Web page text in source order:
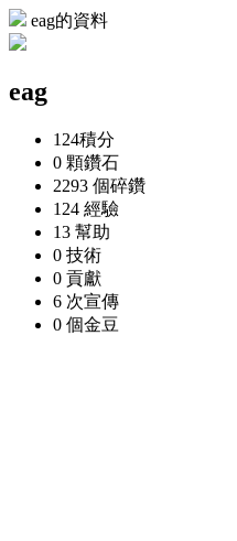
eag的資料
eag
124積分
0 顆鑽石
2293 個碎鑽
124 經驗
13 幫助
0 技術
0 貢獻
6 次宣傳
0 個金豆